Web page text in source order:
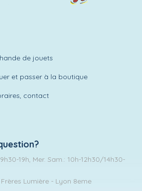
de jouets
et passer à la boutique
contact
19h, Mer. Sam.: 10h-12h30/14h30-
Lumière - Lyon 8eme